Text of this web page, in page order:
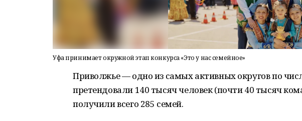
Уфа принимает окружной этап конкурса «Это у нас семейное»
Приволжье — одно из самых активных округов по
претендовали 140 тысяч человек (почти 40 тысяч
получили всего 285 семей.